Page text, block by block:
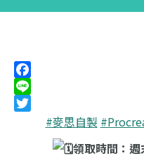
Facebook
Line
Twitter#麥思自製
領取時間：週